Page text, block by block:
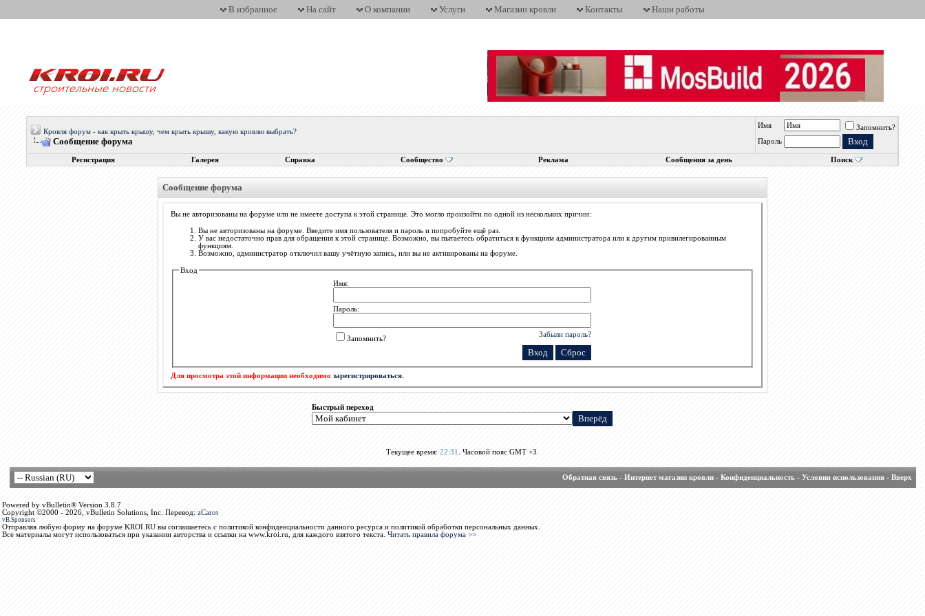
В избранное На сайт О компании Услуги Магазин кровли Контакты Наши работы
Кровля форум - как крыть крышу, чем крыть крышу, какую кровлю выбрать?
Сообщение форума
Имя
Запомнить?
Пароль
Регистрация Галерея Справка Сообщество Реклама Сообщения за день Поиск
Сообщение форума
Вы не авторизованы на форуме или не имеете доступа к этой странице. Это могло произойти по одной из нескольких причин:
Вы не авторизованы на форуме. Введите имя пользователя и пароль и попробуйте ещё раз.
У вас недостаточно прав для обращения к этой странице. Возможно, вы пытаетесь обратиться к функциям администратора или к другим привилегированным
функциям.
Возможно, администратор отключил вашу учётную запись, или вы не активированы на форуме.
Вход
Имя:
Пароль:
Забыли пароль?
Запомнить?
Для просмотра этой информации необходимо зарегистрироваться.
Быстрый переход
Текущее время: 22:31 . Часовой пояс GMT +3.
Обратная связь- Интернет магазин кровли- Конфиденциальность- Условия использования- Вверх
Powered by vBulletin® Version 3.8.7
Copyright ©2000 - 2026, vBulletin Solutions, Inc. Перевод: zCarot
vB.Sponsors
Отправляя любую форму на форуме KROI.RU вы соглашаетесь с политикой конфиденциальности данного ресурса и политикой обработки персональных данных.
Все материалы могут использоваться при указании авторства и ссылки на www.kroi.ru, для каждого взятого текста. Читать правила форума >>